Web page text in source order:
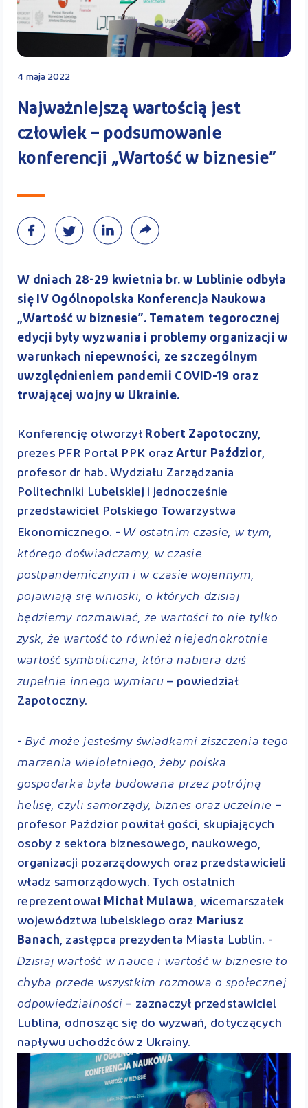
Kontakt
4 maja 2022
Najważniejszą wartością jest
człowiek – podsumowanie
konferencji „Wartość w biznesie”
W dniach 28-29 kwietnia br. w Lublinie odbyła
się IV Ogólnopolska Konferencja Naukowa
„Wartość w biznesie”. Tematem tegorocznej
edycji były wyzwania i problemy organizacji w
warunkach niepewności, ze szczególnym
uwzględnieniem pandemii COVID-19 oraz
trwającej wojny w Ukrainie.
Konferencję otworzył Robert Zapotoczny,
prezes PFR Portal PPK orazArtur Paździor,
profesor dr hab. Wydziału Zarządzania
Politechniki Lubelskiej i jednocześnie
przedstawiciel Polskiego Towarzystwa
Ekonomicznego. - W ostatnim czasie, w tym,
którego doświadczamy, w czasie
postpandemicznym i w czasie wojennym,
pojawiają się wnioski, o których dzisiaj
będziemy rozmawiać, że wartości to nie tylko
zysk, że wartość to również niejednokrotnie
wartość symboliczna, która nabiera dziś
zupełnie innego wymiaru– powiedział
Zapotoczny.
- Być może jesteśmy świadkami ziszczenia tego
marzenia wieloletniego, żeby polska
gospodarka była budowana przez potrójną
helisę, czyli samorządy, biznes oraz uczelnie –
profesor Paździor powitał gości, skupiających
osoby z sektora biznesowego, naukowego,
organizacji pozarządowych oraz przedstawicieli
władz samorządowych. Tych ostatnich
reprezentował Michał Mulawa, wicemarszałek
województwa lubelskiego oraz Mariusz
Banach, zastępca prezydenta Miasta Lublin. -
Dzisiaj wartość w nauce i wartość w biznesie to
chyba przede wszystkim rozmowa o społecznej
odpowiedzialności – zaznaczył przedstawiciel
Lublina, odnosząc się do wyzwań, dotyczących
napływu uchodźców z Ukrainy.